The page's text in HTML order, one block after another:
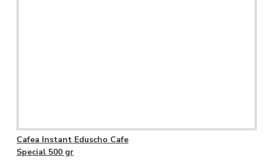
Cafea Instant Eduscho Cafe
Special 500 gr